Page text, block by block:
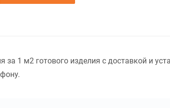
1 м2 готового изделия с доставкой и